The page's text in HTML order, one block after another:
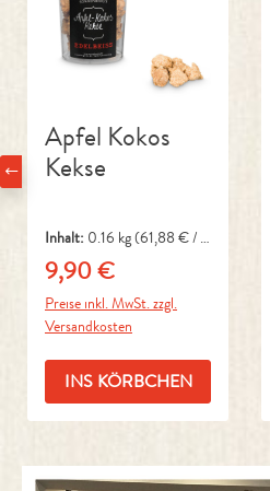
Apfel Kokos
Kekse
Inhalt: 0.16 kg(61,88 € / 1
kg)
Regulärer Preis:
9,90 €
Preise inkl. MwSt. zzgl.
Versandkosten
INS KÖRBCHEN